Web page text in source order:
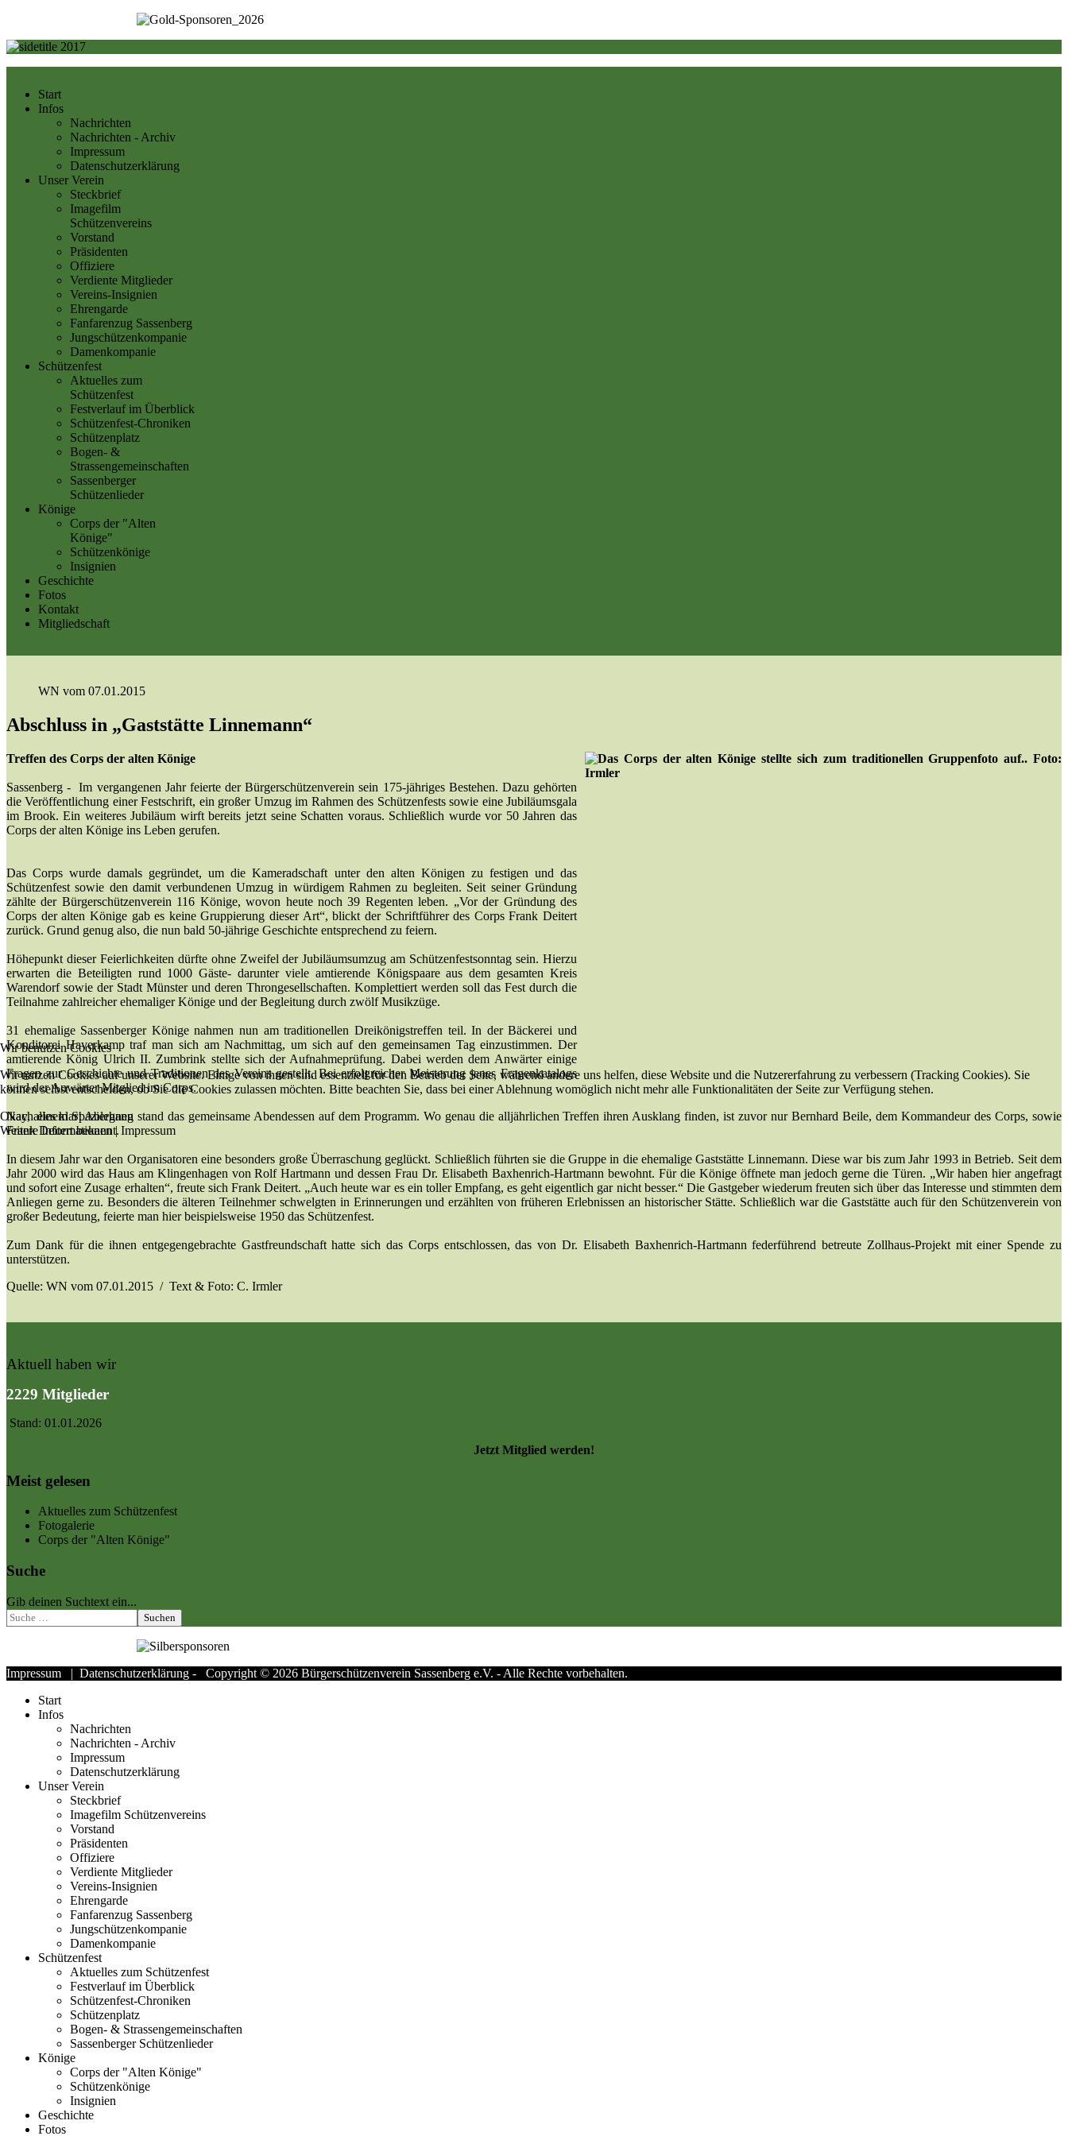
Start
Infos
Nachrichten
Nachrichten - Archiv
Impressum
Datenschutzerklärung
Unser Verein
Steckbrief
Imagefilm
Schützenvereins
Vorstand
Präsidenten
Offiziere
Verdiente Mitglieder
Vereins-Insignien
Ehrengarde
Fanfarenzug Sassenberg
Jungschützenkompanie
Damenkompanie
Schützenfest
Aktuelles zum
Schützenfest
Festverlauf im Überblick
Schützenfest-Chroniken
Schützenplatz
Bogen- &
Strassengemeinschaften
Sassenberger
Schützenlieder
Könige
Corps der "Alten
Könige"
Schützenkönige
Insignien
Geschichte
Fotos
Kontakt
Mitgliedschaft
WN vom 07.01.2015
Abschluss in „Gaststätte Linnemann“
Treffen des Corps der alten Könige
Sassenberg - Im vergangenen Jahr feierte der Bürgerschützenverein sein 175-jähriges Bestehen. Dazu gehörten
die Veröffentlichung einer Festschrift, ein großer Umzug im Rahmen des Schützenfests sowie eine Jubiläumsgala
im Brook. Ein weiteres Jubiläum wirft bereits jetzt seine Schatten voraus. Schließlich wurde vor 50 Jahren das
Corps der alten Könige ins Leben gerufen.
Das Corps wurde damals gegründet, um die Kameradschaft unter den alten Königen zu festigen und das
Schützenfest sowie den damit verbundenen Umzug in würdigem Rahmen zu begleiten. Seit seiner Gründung
zählte der Bürgerschützenverein 116 Könige, wovon heute noch 39 Regenten leben. „Vor der Gründung des
Corps der alten Könige gab es keine Gruppierung dieser Art“, blickt der Schriftführer des Corps Frank Deitert
zurück. Grund genug also, die nun bald 50-jährige Geschichte entsprechend zu feiern.
Höhepunkt dieser Feierlichkeiten dürfte ohne Zweifel der Jubiläumsumzug am Schützenfestsonntag sein. Hierzu
erwarten die Beteiligten rund 1000 Gäste- darunter viele amtierende Königspaare aus dem gesamten Kreis
Warendorf sowie der Stadt Münster und deren Throngesellschaften. Komplettiert werden soll das Fest durch die
Teilnahme zahlreicher ehemaliger Könige und der Begleitung durch zwölf Musikzüge.
31 ehemalige Sassenberger Könige nahmen nun am traditionellen Dreikönigstreffen teil. In der Bäckerei und
Konditorei Haverkamp traf man sich am Nachmittag, um sich auf den gemeinsamen Tag einzustimmen. Der
amtierende König Ulrich II. Zumbrink stellte sich der Aufnahmeprüfung. Dabei werden dem Anwärter einige
Fragen zur Geschichte und Traditionen des Vereins gestellt. Bei erfolgreicher Meisterung jenes Fragenkatalogs
wird der Anwärter Mitglied im Corps.
Nach einem Spaziergang stand das gemeinsame Abendessen auf dem Programm. Wo genau die alljährlichen Treffen ihren Ausklang finden, ist zuvor nur Bernhard Beile, dem Kommandeur des Corps, sowie
Frank Deitert bekannt.
In diesem Jahr war den Organisatoren eine besonders große Überraschung geglückt. Schließlich führten sie die Gruppe in die ehemalige Gaststätte Linnemann. Diese war bis zum Jahr 1993 in Betrieb. Seit dem
Jahr 2000 wird das Haus am Klingenhagen von Rolf Hartmann und dessen Frau Dr. Elisabeth Baxhenrich-Hartmann bewohnt. Für die Könige öffnete man jedoch gerne die Türen. „Wir haben hier angefragt
und sofort eine Zusage erhalten“, freute sich Frank Deitert. „Auch heute war es ein toller Em­pfang, es geht eigentlich gar nicht besser.“ Die Gastgeber wiederum freuten sich über das Interesse und stimmten dem
Anliegen gerne zu. Besonders die älteren Teilnehmer schwelgten in Erinnerungen und erzählten von früheren Erlebnissen an historischer Stätte. Schließlich war die Gaststätte auch für den Schützenverein von
großer Bedeutung, feierte man hier beispielsweise 1950 das Schützenfest.
Zum Dank für die ihnen entgegengebrachte Gastfreundschaft hatte sich das Corps entschlossen, das von Dr. Elisabeth Baxhenrich-Hartmann federführend betreute Zollhaus-Projekt mit einer Spende zu
unterstützen.
Quelle: WN vom 07.01.2015 / Text & Foto: C. Irmler
Aktuell haben wir
2229 Mitglieder
Stand: 01.01.2026
Jetzt Mitglied werden!
Meist gelesen
Aktuelles zum Schützenfest
Fotogalerie
Corps der "Alten Könige"
Suche
Gib deinen Suchtext ein...
Suchen
Impressum | Datenschutzerklärung - Copyright © 2026 Bürgerschützenverein Sassenberg e.V. - Alle Rechte vorbehalten.
Start
Infos
Nachrichten
Nachrichten - Archiv
Impressum
Datenschutzerklärung
Unser Verein
Steckbrief
Imagefilm Schützenvereins
Vorstand
Präsidenten
Offiziere
Verdiente Mitglieder
Vereins-Insignien
Ehrengarde
Fanfarenzug Sassenberg
Jungschützenkompanie
Damenkompanie
Schützenfest
Aktuelles zum Schützenfest
Festverlauf im Überblick
Schützenfest-Chroniken
Schützenplatz
Bogen- & Strassengemeinschaften
Sassenberger Schützenlieder
Könige
Corps der "Alten Könige"
Schützenkönige
Insignien
Geschichte
Fotos
Wir benutzen Cookies
Wir nutzen Cookies auf unserer Website. Einige von ihnen sind essenziell für den Betrieb der Seite, während andere uns helfen, diese Website und die Nutzererfahrung zu verbessern (Tracking Cookies). Sie
können selbst entscheiden, ob Sie die Cookies zulassen möchten. Bitte beachten Sie, dass bei einer Ablehnung womöglich nicht mehr alle Funktionalitäten der Seite zur Verfügung stehen.
Okay, alles klar!Ablehnen
Weitere Informationen|Impressum